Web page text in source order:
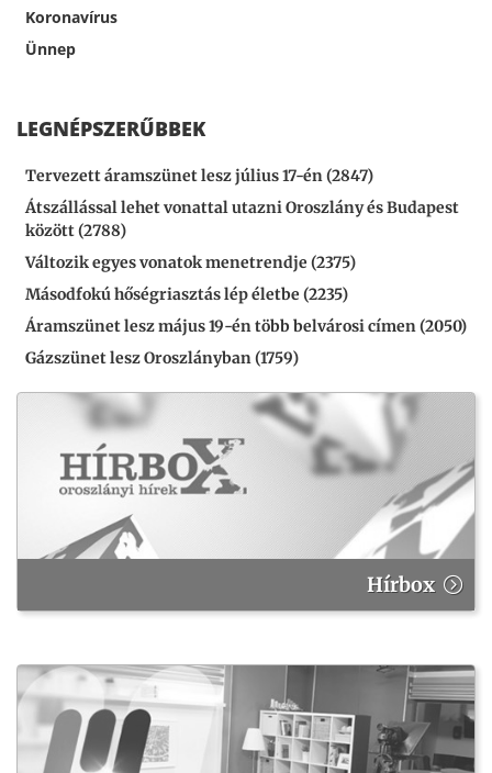
Koronavírus
Ünnep
LEGNÉPSZERŰBBEK
Tervezett áramszünet lesz július 17-én (2847)
Átszállással lehet vonattal utazni Oroszlány és Budapest
között (2788)
Változik egyes vonatok menetrendje (2375)
Másodfokú hőségriasztás lép életbe (2235)
Áramszünet lesz május 19-én több belvárosi címen (2050)
Gázszünet lesz Oroszlányban (1759)
Hírbox